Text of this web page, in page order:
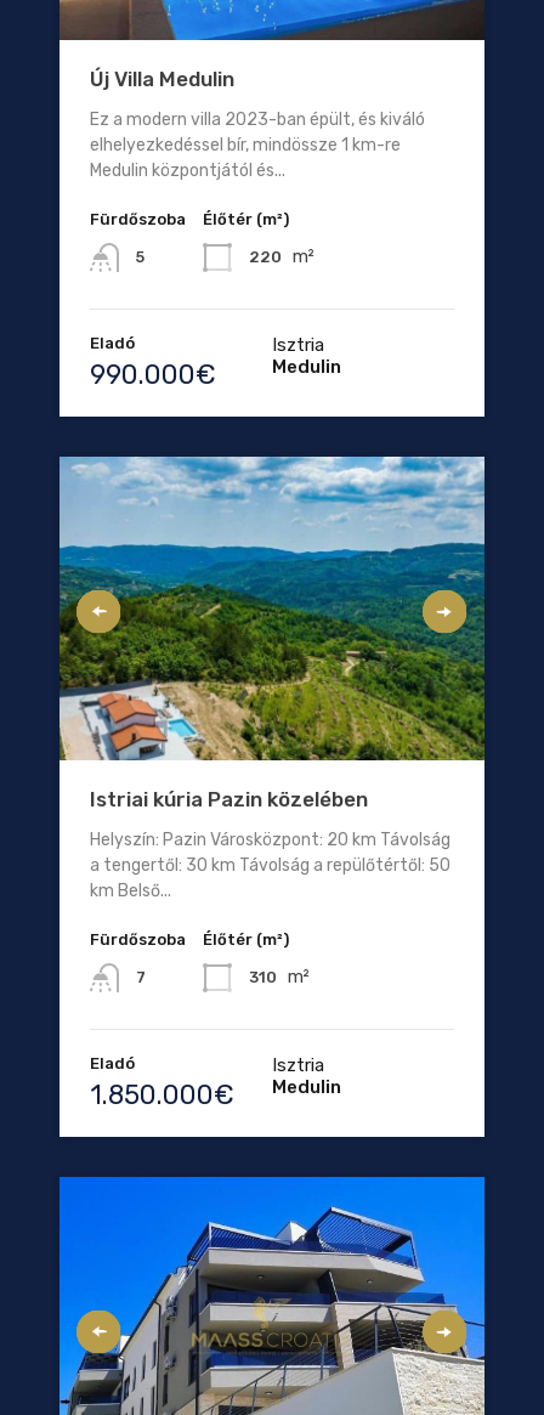
Új Villa Medulin
Ez a modern villa 2023-ban épült, és kiváló
elhelyezkedéssel bír, mindössze 1 km-re
Medulin központjától és...
Fürdőszoba
5
Élőtér (m²)
220 m²
Eladó
990.000€
Isztria
Medulin
Istriai kúria Pazin közelében
Helyszín: Pazin Városközpont: 20 km Távolság
a tengertől: 30 km Távolság a repülőtértől: 50
km Belső...
Fürdőszoba
7
Élőtér (m²)
310 m²
Eladó
1.850.000€
Isztria
Medulin